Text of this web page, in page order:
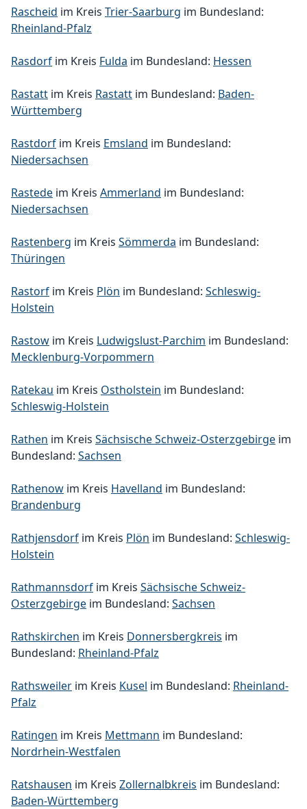
Rascheid im Kreis Trier-Saarburg im Bundesland:
Rheinland-Pfalz
Rasdorf im Kreis Fulda im Bundesland: Hessen
Rastatt im Kreis Rastatt im Bundesland: Baden-
Württemberg
Rastdorf im Kreis Emsland im Bundesland:
Niedersachsen
Rastede im Kreis Ammerland im Bundesland:
Niedersachsen
Rastenberg im Kreis Sömmerda im Bundesland:
Thüringen
Rastorf im Kreis Plön im Bundesland: Schleswig-
Holstein
Rastow im Kreis Ludwigslust-Parchim im Bundesland:
Mecklenburg-Vorpommern
Ratekau im Kreis Ostholstein im Bundesland:
Schleswig-Holstein
Rathen im Kreis Sächsische Schweiz-Osterzgebirge im
Bundesland: Sachsen
Rathenow im Kreis Havelland im Bundesland:
Brandenburg
Rathjensdorf im Kreis Plön im Bundesland: Schleswig-
Holstein
Rathmannsdorf im Kreis Sächsische Schweiz-
Osterzgebirge im Bundesland: Sachsen
Rathskirchen im Kreis Donnersbergkreis im
Bundesland: Rheinland-Pfalz
Rathsweiler im Kreis Kusel im Bundesland: Rheinland-
Pfalz
Ratingen im Kreis Mettmann im Bundesland:
Nordrhein-Westfalen
Ratshausen im Kreis Zollernalbkreis im Bundesland:
Baden-Württemberg